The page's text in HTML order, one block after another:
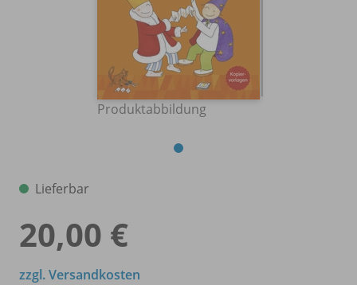
Produktabbildung
Lieferbar
20,00 €
zzgl. Versandkosten